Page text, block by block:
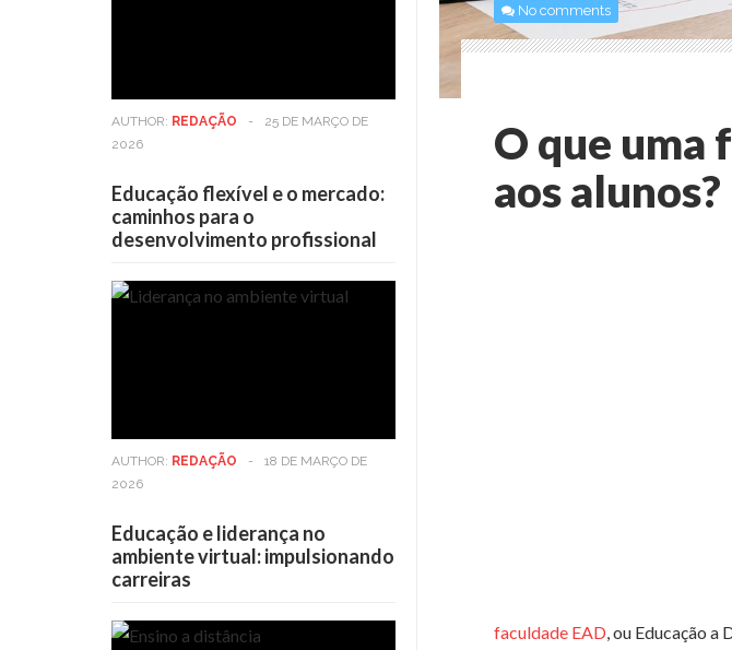
No comments
O que uma
aos alunos?
faculdade EAD, ou Educação a
AUTHOR: REDAÇÃO -
25 DE MARÇO DE
2026
Educação flexível e o mercado:
caminhos para o
desenvolvimento profissional
AUTHOR: REDAÇÃO -
18 DE MARÇO DE
2026
Educação e liderança no
ambiente virtual: impulsionando
carreiras